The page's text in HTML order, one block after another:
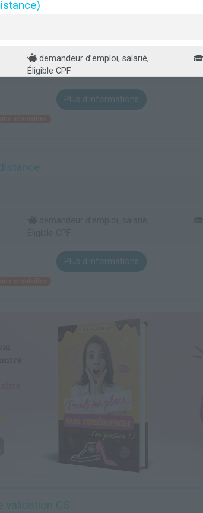
demandeur d’emploi, salarié,
Éligible CPF
Plus d'informations
Plus d'informations
validation CS